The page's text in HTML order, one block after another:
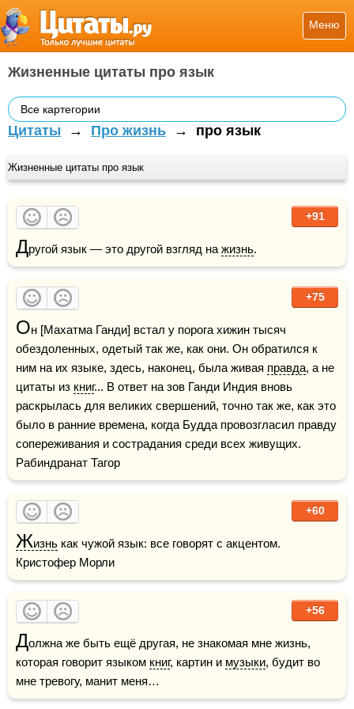
Меню
Жизненные цитаты про язык
Все картегории
Цитаты → Про жизнь → про язык
Жизненные цитаты про язык
+91
Другой язык — это другой взгляд на жизнь.
+75
Он [Махатма Ганди] встал у порога хижин тысяч
обездоленных, одетый так же, как они. Он обратился к
ним на их языке, здесь, наконец, была живая правда, а не
цитаты из книг... В ответ на зов Ганди Индия вновь
раскрылась для великих свершений, точно так же, как это
было в ранние времена, когда Будда провозгласил правду
сопереживания и сострадания среди всех живущих.
Рабиндранат Тагор
+60
Жизнь как чужой язык: все говорят с акцентом.
Кристофер Морли
+56
Должна же быть ещё другая, не знакомая мне жизнь,
которая говорит языком книг, картин и музыки, будит во
мне тревогу, манит меня…